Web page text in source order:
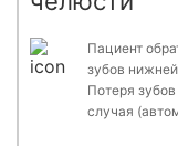
Пациент
зубов
Потеря
случая